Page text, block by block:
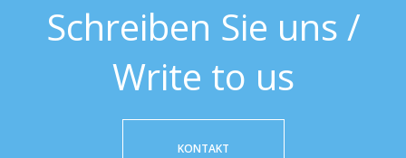
Schreiben Sie uns /
Write to us
KONTAKT